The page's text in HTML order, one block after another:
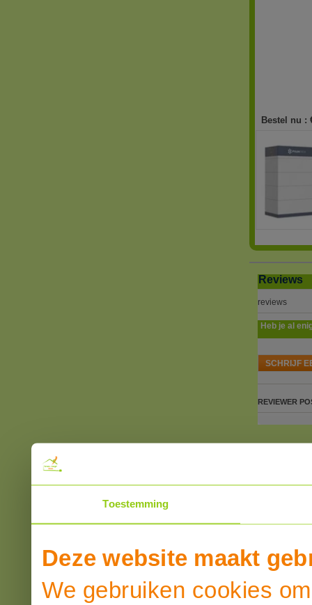
Toestemming
Deze website maakt
We gebruiken cookies
Bestel nu :
Reviews
reviews
Heb je al
SCHRIJF
REVIEWER